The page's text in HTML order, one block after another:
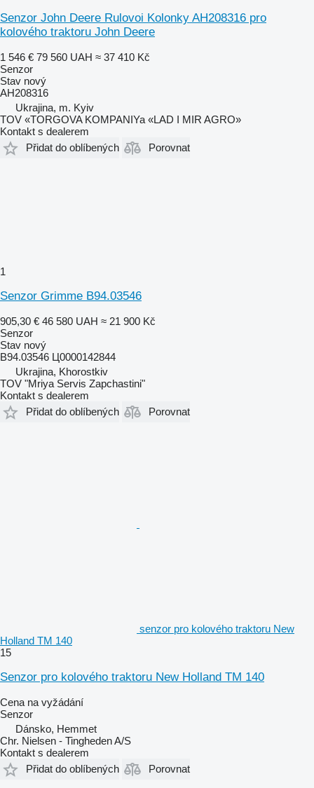
Senzor John Deere Rulovoi Kolonky AH208316 pro
kolového traktoru John Deere
1 546 € 79 560 UAH ≈ 37 410 Kč
Senzor
Stav nový
AH208316
Ukrajina, m. Kyiv
TOV «TORGOVA KOMPANIYa «LAD I MIR AGRO»
Kontakt s dealerem
Přidat do oblíbených
Porovnat
1
Senzor Grimme B94.03546
905,30 € 46 580 UAH ≈ 21 900 Kč
Senzor
Stav nový
B94.03546 Ц0000142844
Ukrajina, Khorostkiv
TOV "Mriya Servis Zapchastini"
Kontakt s dealerem
Přidat do oblíbených
Porovnat
senzor pro kolového traktoru New
Holland TM 140
15
Senzor pro kolového traktoru New Holland TM 140
Cena na vyžádání
Senzor
Dánsko, Hemmet
Chr. Nielsen - Tingheden A/S
Kontakt s dealerem
Přidat do oblíbených
Porovnat